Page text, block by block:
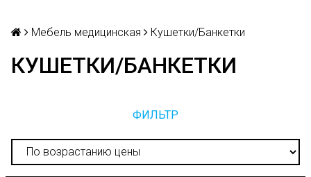
Мебель медицинская Кушетки/Банкетки
КУШЕТКИ/БАНКЕТКИ
ФИЛЬТР